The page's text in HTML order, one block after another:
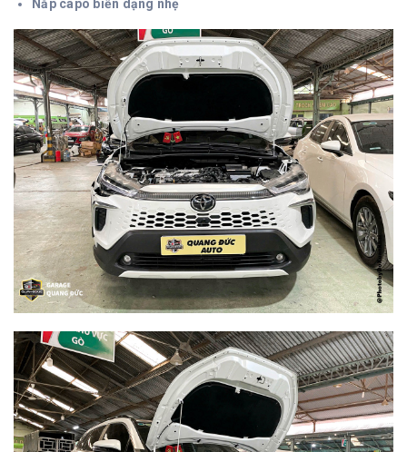
Nắp capo biến dạng nhẹ